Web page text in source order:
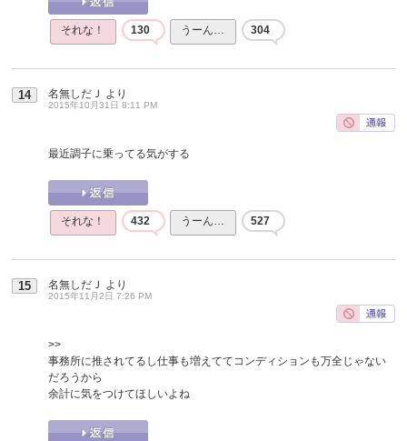
それな！ 130 うーん… 304
14 名無しだＪ より
2015年10月31日 8:11 PM
最近調子に乗ってる気がする
それな！ 432 うーん… 527
15 名無しだＪ より
2015年11月2日 7:26 PM
>>
事務所に推されてるし仕事も増えててコンディションも万全じゃない
だろうから
余計に気をつけてほしいよね